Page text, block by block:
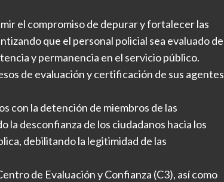
el compromiso de depurar y fortalecer las
que el personal policial sea evaluado de
y permanencia en el servicio público.
de evaluación y certificación de sus agentes
con la detención de miembros de las
desconfianza de los ciudadanos hacia los
debilitando la legitimidad de las
de Evaluación y Confianza (C3), así como